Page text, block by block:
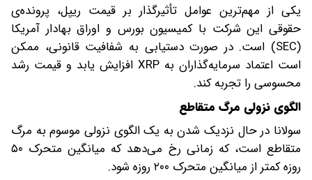
یکی از مهم‌ترین عوامل تأثیرگذار بر قیمت ریپل، پرونده‌ی
حقوقی این شرکت با کمیسیون بورس و اوراق بهادار آمریکا
(SEC) است. در صورت دستیابی به شفافیت قانونی، ممکن
است اعتماد سرمایه‌گذاران به XRP افزایش یابد و قیمت رشد
محسوسی را تجربه کند.
الگوی نزولی مرگ متقاطع
سولانا در حال نزدیک شدن به یک الگوی نزولی موسوم به مرگ
متقاطع است، که زمانی رخ می‌دهد که میانگین متحرک ۵۰
روزه کمتر از میانگین متحرک ۲۰۰ روزه شود.